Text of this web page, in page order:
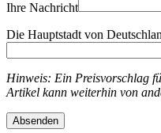
Ihre Nachricht
Die Hauptstadt von
Hinweis: Ein Preisvorschlag
Artikel kann weiterhin von